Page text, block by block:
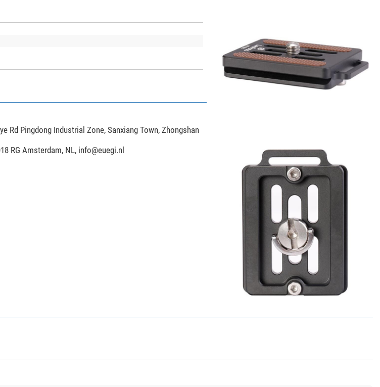
Rd Pingdong Industrial Zone, Sanxiang Town, Zhongshan
RG Amsterdam, NL, info@euegi.nl